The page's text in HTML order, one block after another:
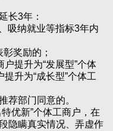
3年：
纳就业等指标3年内
奖励的；
提升为“发展型”个体
升为“成长型”个体工
部门同意的。
优新”个体工商户，在
隐瞒真实情况、弄虚作